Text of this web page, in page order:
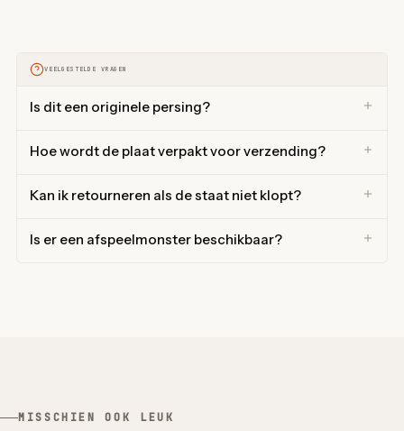
VEELGESTELDE VRAGEN
Is dit een originele persing?
Hoe wordt de plaat verpakt voor verzending?
Kan ik retourneren als de staat niet klopt?
Is er een afspeelmonster beschikbaar?
MISSCHIEN OOK LEUK